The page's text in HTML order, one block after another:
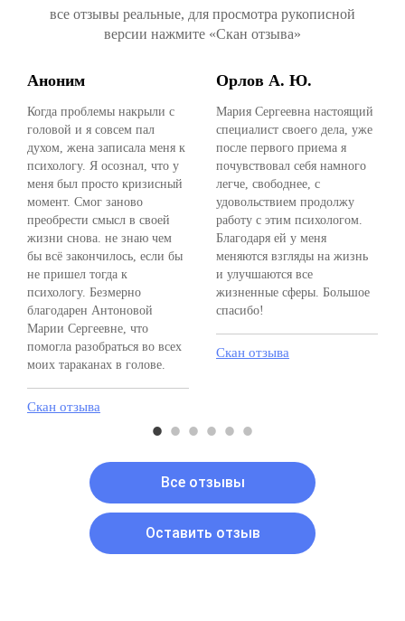
все отзывы реальные, для просмотра рукописной
версии нажмите «Скан отзыва»
Аноним
Когда проблемы накрыли с
головой и я совсем пал
духом, жена записала меня к
психологу. Я осознал, что у
меня был просто кризисный
момент. Смог заново
преобрести смысл в своей
жизни снова. не знаю чем
бы всё закончилось, если бы
не пришел тогда к
психологу. Безмерно
благодарен Антоновой
Марии Сергеевне, что
помогла разобраться во всех
моих тараканах в голове.
Скан отзыва
Орлов А. Ю.
Мария Сергеевна настоящий
специалист своего дела, уже
после первого приема я
почувствовал себя намного
легче, свободнее, с
удовольствием продолжу
работу с этим психологом.
Благодаря ей у меня
меняются взгляды на жизнь
и улучшаются все
жизненные сферы. Большое
спасибо!
Скан отзыва
Все отзывы
Оставить отзыв